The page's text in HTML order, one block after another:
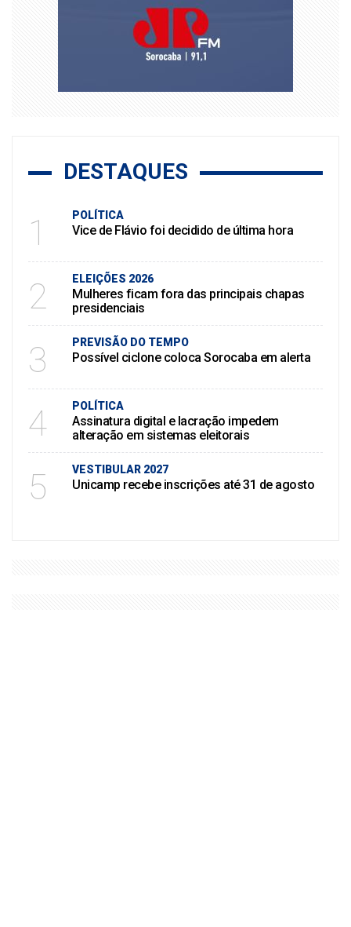
DESTAQUES
1 POLÍTICA
Vice de Flávio foi decidido de última hora
2 ELEIÇÕES 2026
Mulheres ficam fora das principais chapas
presidenciais
3 PREVISÃO DO TEMPO
Possível ciclone coloca Sorocaba em alerta
4 POLÍTICA
Assinatura digital e lacração impedem
alteração em sistemas eleitorais
5 VESTIBULAR 2027
Unicamp recebe inscrições até 31 de agosto